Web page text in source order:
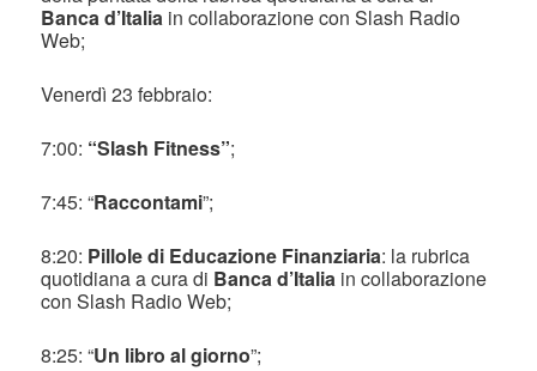
Banca d’Italia in collaborazione con Slash Radio
Web;
Venerdì 23 febbraio:
7:00: “Slash Fitness”;
7:45: “Raccontami”;
8:20: Pillole di Educazione Finanziaria: la rubrica
quotidiana a cura di Banca d’Italia in collaborazione
con Slash Radio Web;
8:25: “Un libro al giorno”;